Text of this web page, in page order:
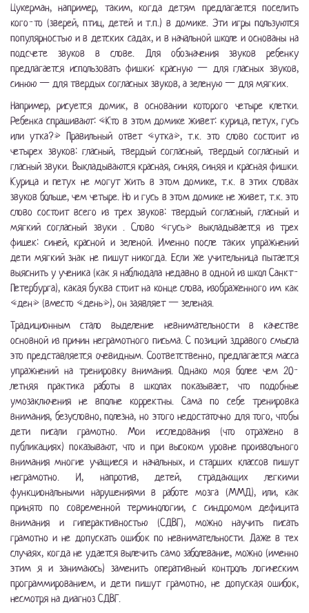
Цукерман, например, таким, когда детям предлагается поселить
кого-то (зверей, птиц, детей и т.п.) в домике. Эти игры пользуются
популярностью и в детских садах, и в начальной школе и основаны на
подсчете звуков в слове. Для обозначения звуков ребенку
предлагается использовать фишки: красную — для гласных звуков,
синюю — для твердых согласных звуков, а зеленую — для мягких.
Например, рисуется домик, в основании которого четыре клетки.
Ребенка спрашивают: «Кто в этом домике живет: курица, петух, гусь
или утка?» Правильный ответ «утка», т.к. это слово состоит из
четырех звуков: гласный, твердый согласный, твердый согласный и
гласный звуки. Выкладываются красная, синяя, синяя и красная фишки.
Курица и петух не могут жить в этом домике, т.к. в этих словах
звуков больше, чем четыре. Но и гусь в этом домике не живет, т.к. это
слово состоит всего из трех звуков: твердый согласный, гласный и
мягкий согласный звуки . Слово «гусь» выкладывается из трех
фишек: синей, красной и зеленой. Именно после таких упражнений
дети мягкий знак не пишут никогда. Если же учительница пытается
выяснить у ученика (как я наблюдала недавно в одной из школ Санкт-
Петербурга), какая буква стоит на конце слова, изображенного им как
«ден» (вместо «день»), он заявляет — зеленая.
Традиционным стало выделение невнимательности в качестве
основной из причин неграмотного письма. С позиций здравого смысла
это представляется очевидным. Соответственно, предлагается масса
упражнений на тренировку внимания. Однако моя более чем 20-
летняя практика работы в школах показывает, что подобные
умозаключения не вполне корректны. Сама по себе тренировка
внимания, безусловно, полезна, но этого недостаточно для того, чтобы
дети писали грамотно. Мои исследования (что отражено в
публикациях) показывают, что и при высоком уровне произвольного
внимания многие учащиеся и начальных, и старших классов пишут
неграмотно. И, напротив, детей, страдающих легкими
функциональными нарушениями в работе мозга (ММД), или, как
принято по современной терминологии, с синдромом дефицита
внимания и гиперактивностью (СДВГ), можно научить писать
грамотно и не допускать ошибок по невнимательности. Даже в тех
случаях, когда не удается вылечить само заболевание, можно (именно
этим я и занимаюсь) заменить оперативный контроль логическим
программированием, и дети пишут грамотно, не допуская ошибок,
несмотря на диагноз СДВГ.